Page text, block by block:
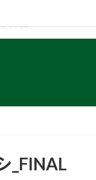
_FINAL